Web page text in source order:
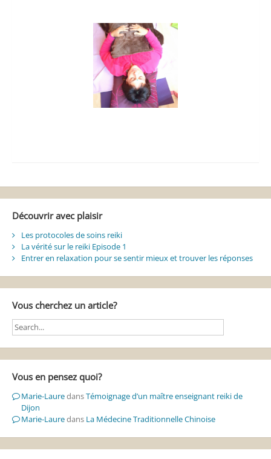
Découvrir avec plaisir
Les protocoles de soins reiki
La vérité sur le reiki Episode 1
Entrer en relaxation pour se sentir mieux et trouver les réponses
Vous cherchez un article?
Vous en pensez quoi?
Marie-LauredansTémoignage d’un maître enseignant reiki de
Dijon
Marie-Lauredans La Médecine Traditionnelle Chinoise